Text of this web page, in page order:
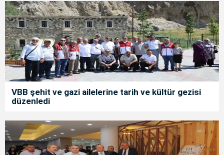
VBB şehit ve gazi ailelerine tarih ve kültür gezisi
düzenledi